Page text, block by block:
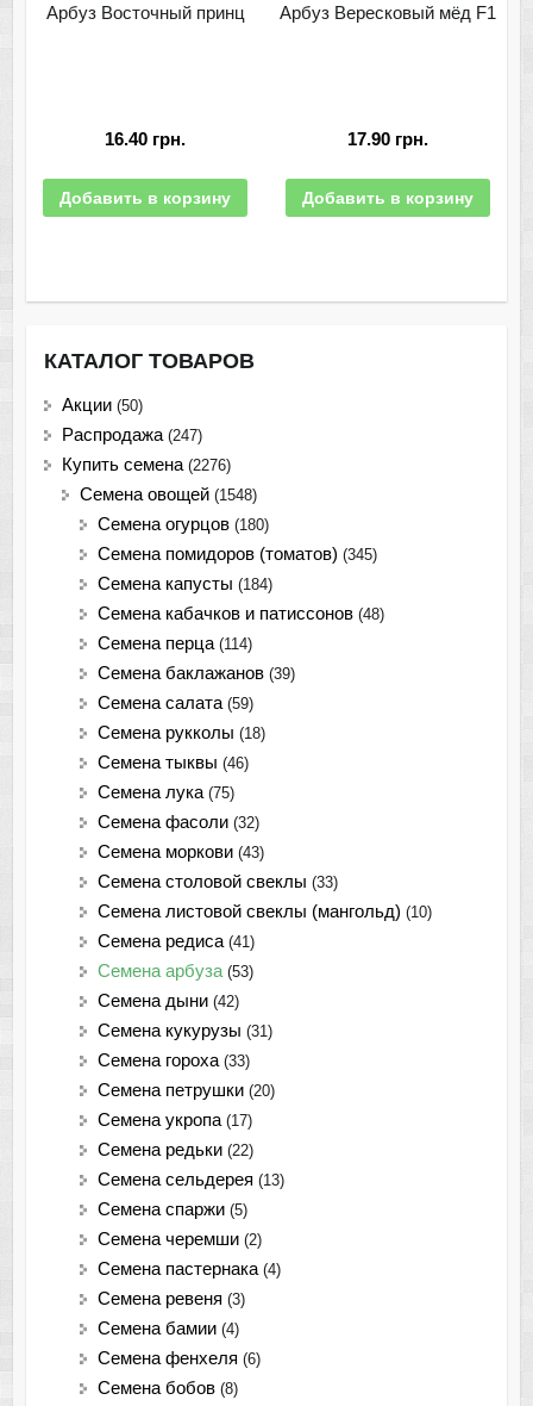
Арбуз Восточный принц
16.40 грн.
Добавить в корзину
Арбуз Вересковый мёд F1
17.90 грн.
Добавить в корзину
КАТАЛОГ ТОВАРОВ
Акции (50)
Распродажа (247)
Купить семена (2276)
Семена овощей (1548)
Семена огурцов (180)
Семена помидоров (томатов) (345)
Семена капусты (184)
Семена кабачков и патиссонов (48)
Семена перца (114)
Семена баклажанов (39)
Семена салата (59)
Семена рукколы (18)
Семена тыквы (46)
Семена лука (75)
Cемена фасоли (32)
Семена моркови (43)
Семена столовой свеклы (33)
Семена листовой свеклы (мангольд) (10)
Семена редиса (41)
Семена арбуза (53)
Семена дыни (42)
Семена кукурузы (31)
Семена гороха (33)
Семена петрушки (20)
Семена укропа (17)
Семена редьки (22)
Семена сельдерея (13)
Семена спаржи (5)
Семена черемши (2)
Семена пастернака (4)
Семена ревеня (3)
Семена бамии (4)
Семена фенхеля (6)
Семена бобов (8)